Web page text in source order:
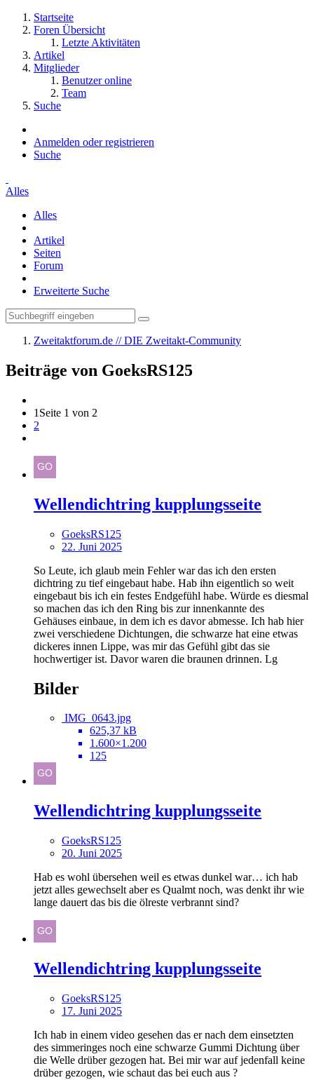
Startseite
Foren Übersicht
Letzte Aktivitäten
Artikel
Mitglieder
Benutzer online
Team
Suche
Anmelden oder registrieren
Suche
Alles
Alles
Artikel
Seiten
Forum
Erweiterte Suche
Zweitaktforum.de // DIE Zweitakt-Community
Beiträge von GoeksRS125
1 Seite 1 von 2
2
Wellendichtring kupplungsseite
GoeksRS125
22. Juni 2025
So Leute, ich glaub mein Fehler war das ich den ersten
dichtring zu tief eingebaut habe. Hab ihn eigentlich so weit
eingebaut bis ich ein festes Endgefühl habe. Würde es diesmal
so machen das ich den Ring bis zur innenkannte des
Gehäuses einbaue, in dem ich es davor abmesse. Ich hab hier
zwei verschiedene Dichtungen, die schwarze hat eine etwas
dickeres innen Lippe, was mir das Gefühl gibt das sie
hochwertiger ist. Davor waren die braunen drinnen. Lg
Bilder
IMG_0643.jpg
625,37 kB
1.600×1.200
125
Wellendichtring kupplungsseite
GoeksRS125
20. Juni 2025
Hab es wohl übersehen weil es etwas dunkel war… ich hab
jetzt alles gewechselt aber es Qualmt noch, was denkt ihr wie
lange dauert das bis die ölreste verbrannt sind?
Wellendichtring kupplungsseite
GoeksRS125
17. Juni 2025
Ich hab in einem video gesehen das er nach dem einsetzten
des simmeringes noch eine schwarze Gummi Dichtung über
die Welle drüber gezogen hat. Bei mir war auf jedenfall keine
drüber gezogen, wie schaut das bei euch aus ?